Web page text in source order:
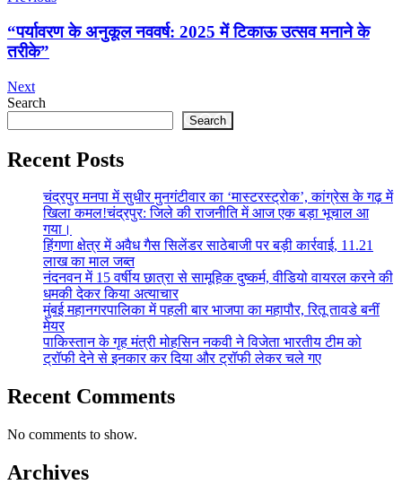
“पर्यावरण के अनुकूल नववर्ष: 2025 में टिकाऊ उत्सव मनाने के
तरीके”
Next
Search
Search
Recent Posts
चंद्रपुर मनपा में सुधीर मुनगंटीवार का ‘मास्टरस्ट्रोक’, कांग्रेस के गढ़ में
खिला कमल!चंद्रपुर: जिले की राजनीति में आज एक बड़ा भूचाल आ
गया।
हिंगणा क्षेत्र में अवैध गैस सिलेंडर साठेबाजी पर बड़ी कार्रवाई, 11.21
लाख का माल जब्त
नंदनवन में 15 वर्षीय छात्रा से सामूहिक दुष्कर्म, वीडियो वायरल करने की
धमकी देकर किया अत्याचार
मुंबई महानगरपालिका में पहली बार भाजपा का महापौर, रितू तावडे बनीं
मेयर
पाकिस्तान के गृह मंत्री मोहसिन नकवी ने विजेता भारतीय टीम को
ट्रॉफी देने से इनकार कर दिया और ट्रॉफी लेकर चले गए
Recent Comments
No comments to show.
Archives